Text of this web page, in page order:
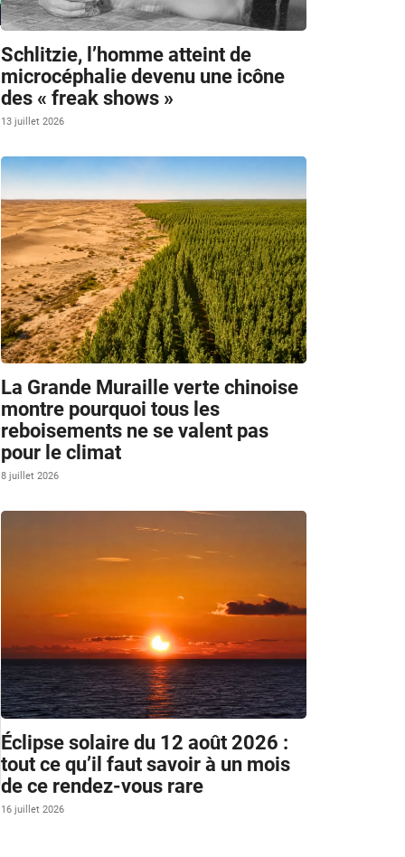
Schlitzie, l’homme atteint de
microcéphalie devenu une icône
des « freak shows »
13 juillet 2026
La Grande Muraille verte chinoise
montre pourquoi tous les
reboisements ne se valent pas
pour le climat
8 juillet 2026
Éclipse solaire du 12 août 2026 :
tout ce qu’il faut savoir à un mois
de ce rendez-vous rare
16 juillet 2026